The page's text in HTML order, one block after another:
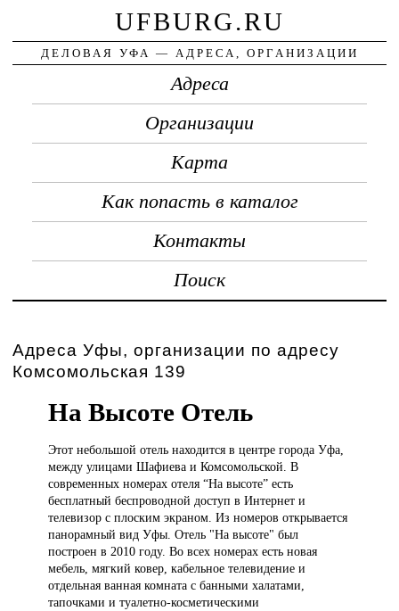
UFBURG.RU
ДЕЛОВАЯ УФА — АДРЕСА, ОРГАНИЗАЦИИ
Адреса
Организации
Карта
Как попасть в каталог
Контакты
Поиск
Адреса Уфы, организации по адресу
Комсомольская 139
На Высоте Отель
Этот небольшойотель находится в центре города Уфа,
между улицами Шафиева и Комсомольской. В
современных номерах отеля “На высоте” есть
бесплатный беспроводной доступ в Интернет и
телевизор с плоским экраном. Из номеров открывается
панорамный вид Уфы. Отель "На высоте" был
построен в 2010 году. Во всех номерах есть новая
мебель, мягкий ковер, кабельное телевидение и
отдельная ванная комната с банными халатами,
тапочками и туалетно-косметическими